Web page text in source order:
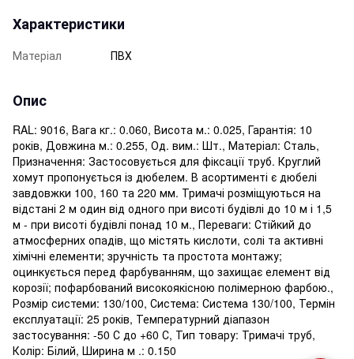
Характеристики
Матеріал ПВХ
Опис
RAL: 9016, Вага кг.: 0.060, Висота м.: 0.025, Гарантія: 10
років, Довжина м.: 0.255, Од. вим.: Шт., Матеріал: Сталь,
Призначення: Застосовується для фіксації труб. Круглий
хомут пропонується із дюбелем. В асортименті є дюбелі
завдовжки 100, 160 та 220 мм. Тримачі розміщуються на
відстані 2 м один від одного при висоті будівлі до 10 м і 1,5
м - при висоті будівлі понад 10 м., Переваги: ​​Стійкий до
атмосферних опадів, що містять кислоти, солі та активні
хімічні елементи; зручність та простота монтажу;
оцинкується перед фарбуванням, що захищає елемент від
корозії; пофарбований високоякісною полімерною фарбою.,
Розмір системи: 130/100, Система: Система 130/100, Термін
експлуатації: 25 років, Температурний діапазон
застосування: -50 С до +60 С, Тип товару: Тримачі труб,
Колір: Білий, Ширина м .: 0.150